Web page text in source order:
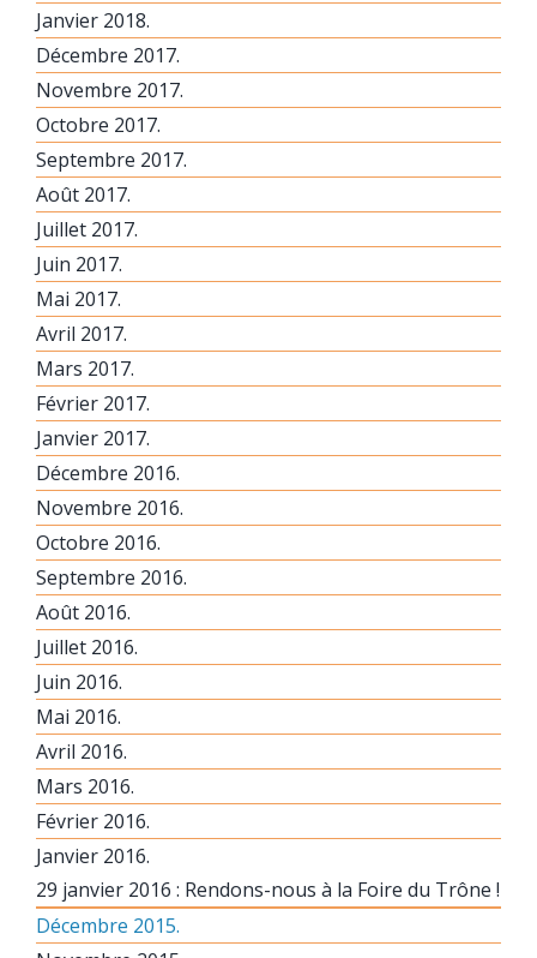
Janvier 2018.
Décembre 2017.
Novembre 2017.
Octobre 2017.
Septembre 2017.
Août 2017.
Juillet 2017.
Juin 2017.
Mai 2017.
Avril 2017.
Mars 2017.
Février 2017.
Janvier 2017.
Décembre 2016.
Novembre 2016.
Octobre 2016.
Septembre 2016.
Août 2016.
Juillet 2016.
Juin 2016.
Mai 2016.
Avril 2016.
Mars 2016.
Février 2016.
Janvier 2016.
29 janvier 2016 : Rendons-nous à la Foire du Trône !
Décembre 2015.